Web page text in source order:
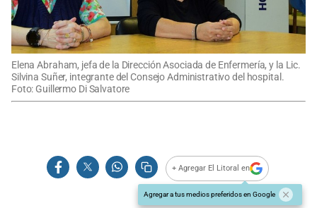
Elena Abraham, jefa de la Dirección Asociada de Enfermería, y la Lic.
Silvina Suñer, integrante del Consejo Administrativo del hospital.
Foto: Guillermo Di Salvatore
+ Agregar El Litoral en
Agregar a tus medios preferidos en Google